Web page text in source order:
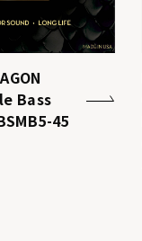
Bass
45